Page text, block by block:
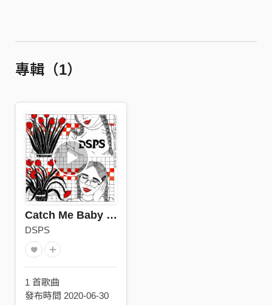
專輯（1）
Catch Me Baby Come and Dive
DSPS
1 首歌曲
發布時間 2020-06-30